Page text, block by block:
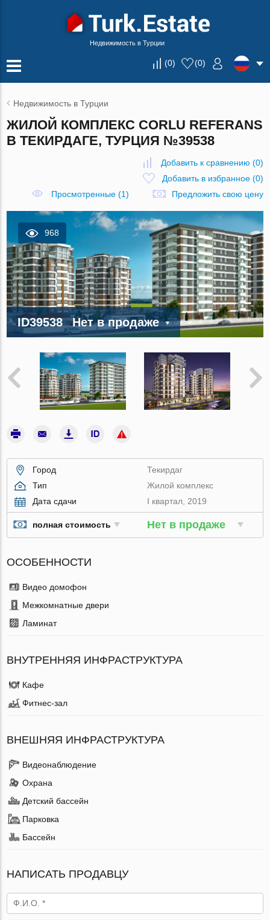
Недвижимость в Турции
(0) (0)
Недвижимость в Турции
ЖИЛОЙ КОМПЛЕКС CORLU REFERANS
В ТЕКИРДАГЕ, ТУРЦИЯ №39538
Добавить к сравнению (0)
Добавить в избранное(0)
Просмотренные (1)
Предложить свою цену
968
ID39538 Нет в продаже
Город
Текирдаг
Тип
Жилой комплекс
Дата сдачи
I квартал, 2019
полная стоимость Нет в продаже
ОСОБЕННОСТИ
Видео домофон
Межкомнатные двери
Ламинат
ВНУТРЕННЯЯ ИНФРАСТРУКТУРА
Кафе
Фитнес-зал
ВНЕШНЯЯ ИНФРАСТРУКТУРА
Видеонаблюдение
Охрана
Детский бассейн
Парковка
Бассейн
НАПИСАТЬ ПРОДАВЦУ